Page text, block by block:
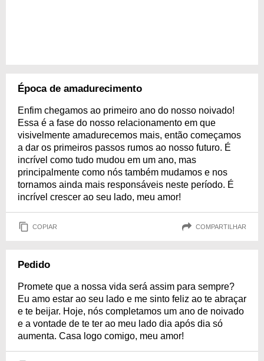
Época de amadurecimento
Enfim chegamos ao primeiro ano do nosso noivado!
Essa é a fase do nosso relacionamento em que
visivelmente amadurecemos mais, então começamos
a dar os primeiros passos rumos ao nosso futuro. É
incrível como tudo mudou em um ano, mas
principalmente como nós também mudamos e nos
tornamos ainda mais responsáveis neste período. É
incrível crescer ao seu lado, meu amor!
COPIAR COMPARTILHAR
Pedido
Promete que a nossa vida será assim para sempre?
Eu amo estar ao seu lado e me sinto feliz ao te abraçar
e te beijar. Hoje, nós completamos um ano de noivado
e a vontade de te ter ao meu lado dia após dia só
aumenta. Casa logo comigo, meu amor!